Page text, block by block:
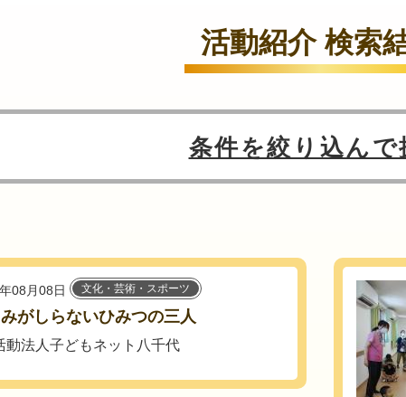
活動紹介 検索
条件を絞り込んで
08月08日 文化・芸術・スポーツ
がしらないひみつの三人
動法人子どもネット八千代